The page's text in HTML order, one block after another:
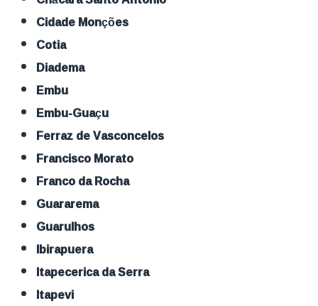
Cidade Monções
Cotia
Diadema
Embu
Embu-Guaçu
Ferraz de Vasconcelos
Francisco Morato
Franco da Rocha
Guararema
Guarulhos
Ibirapuera
Itapecerica da Serra
Itapevi